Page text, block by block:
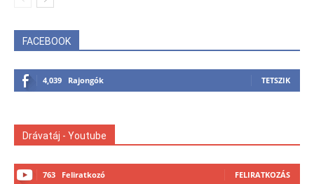
FACEBOOK
4,039 Rajongók TETSZIK
Drávatáj - Youtube
763 Feliratkozó FELIRATKOZÁS